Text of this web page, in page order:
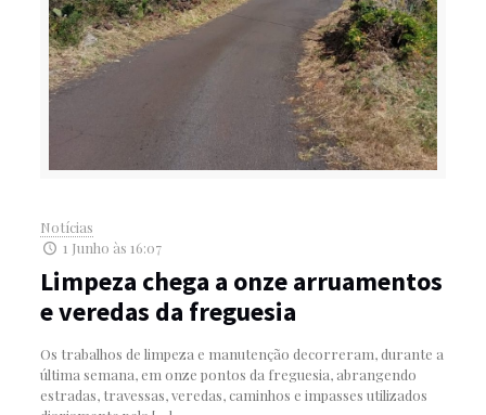
Notícias
1 Junho às 16:07
Limpeza chega a onze arruamentos
e veredas da freguesia
Os trabalhos de limpeza e manutenção decorreram, durante a
última semana, em onze pontos da freguesia, abrangendo
estradas, travessas, veredas, caminhos e impasses utilizados